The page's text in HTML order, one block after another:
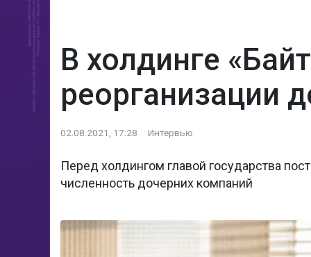
В холдинге
реорганизации
02.08.2021, 17:28 Интервью
Перед холдингом главой государства
численность дочерних компаний